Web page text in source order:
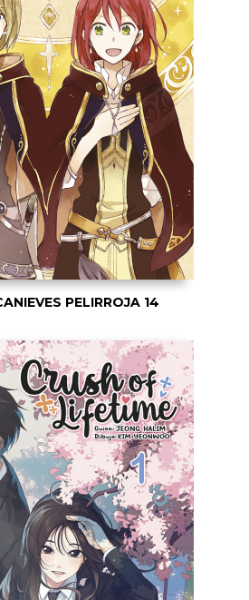
PELIRROJA 14